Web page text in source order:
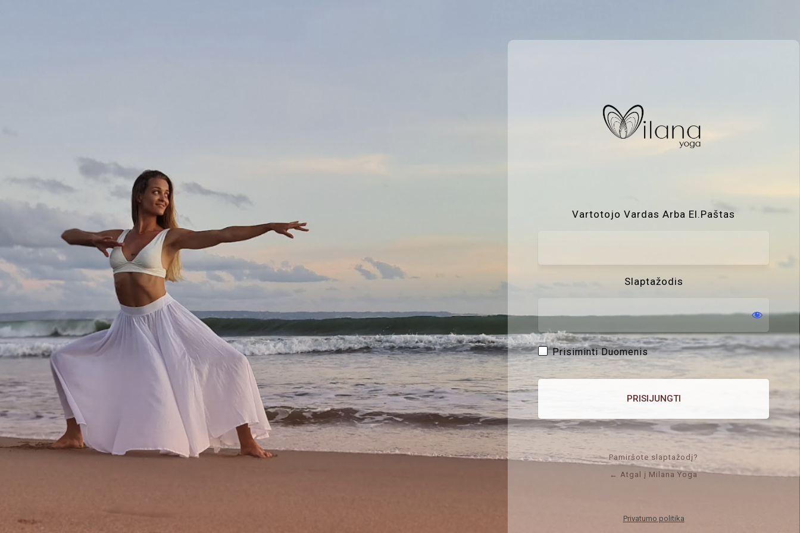
Vartotojo Vardas Arba El.paštas
Slaptažodis
Prisiminti Duomenis
Pamiršote slaptažodį?
← Atgal į Milana Yoga
Privatumo politika